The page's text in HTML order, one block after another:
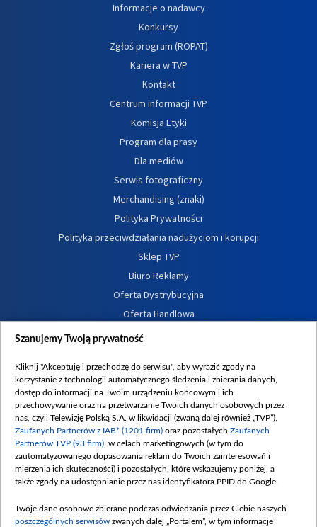
Informacje o nadawcy
Konkursy
Zgłoś program (ROPAT)
Kariera w TVP
Kontakt
Centrum informacji TVP
Komisja Etyki
Program dla prasy
Dla mediów
Serwis fotograficzny
Merchandising (znaki)
Polityka Prywatności
Polityka przeciwdziałania nadużyciom i korupcji
Sklep TVP
Biuro Reklamy
Oferta Dystrybucyjna
Oferta Handlowa
Dostępność
Procedura zgłoszeń wewnętrznych
Szanujemy Twoją prywatność
Kliknij "Akceptuję i przechodzę do serwisu", aby wyrazić zgody na
korzystanie z technologii automatycznego śledzenia i zbierania danych,
dostęp do informacji na Twoim urządzeniu końcowym i ich
przechowywanie oraz na przetwarzanie Twoich danych osobowych przez
nas, czyli Telewizję Polską S.A. w likwidacji (zwaną dalej również „TVP”),
Zaufanych Partnerów z IAB* (1201 firm) oraz pozostałych Zaufanych
Partnerów TVP (93 firm) , w celach marketingowych (w tym do
zautomatyzowanego dopasowania reklam do Twoich zainteresowań i
mierzenia ich skuteczności) i pozostałych, które wskazujemy poniżej, a
także zgody na udostępnianie przez nas identyfikatora PPID do Google.
Twoje dane osobowe zbierane podczas odwiedzania przez Ciebie naszych
poszczególnych serwisów zwanych dalej „Portalem”, w tym informacje